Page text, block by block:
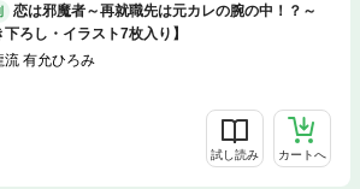
恋は邪魔者～再就職先は元カレの腕の中！？～
下ろし・イラスト7枚入り】
流 有允ひろみ
試し読み カートへ